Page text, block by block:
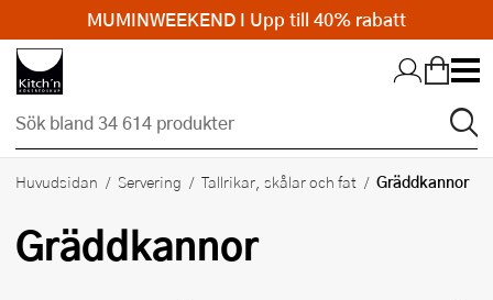
Hopp till huvudinnehållet
Huvudsidan Servering Tallrikar, skålar och fat Gräddkannor
Gräddkannor
MUMINWEEKEND I Upp till 40% rabatt